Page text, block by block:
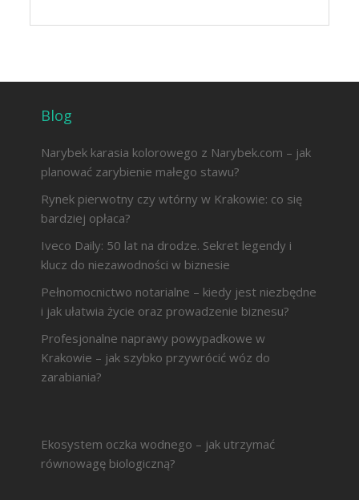
Blog
Narybek karasia kolorowego z Narybek.com – jak
planować zarybienie małego stawu?
Rynek pierwotny czy wtórny w Krakowie: co się
bardziej opłaca?
Iveco Daily: 50 lat na drodze. Sekret legendy i
klucz do niezawodności w biznesie
Pełnomocnictwo notarialne – kiedy jest niezbędne
i jak ułatwia życie oraz prowadzenie biznesu?
Profesjonalne naprawy powypadkowe w
Krakowie – jak szybko przywrócić wóz do
zarabiania?
Ekosystem oczka wodnego – jak utrzymać
równowagę biologiczną?